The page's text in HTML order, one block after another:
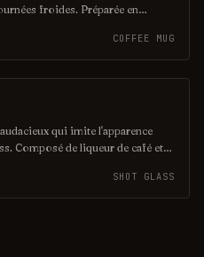
froides. Préparée en
fondantes pour une
ravira les amateurs de chocolat !
COFFEE MUG
qui imite l'apparence
Composé de liqueur de café et
Ce cocktail est souvent servi
une touche ludique à toute
SHOT GLASS